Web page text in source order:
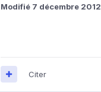
Modifié 7 décembre 2012
Citer